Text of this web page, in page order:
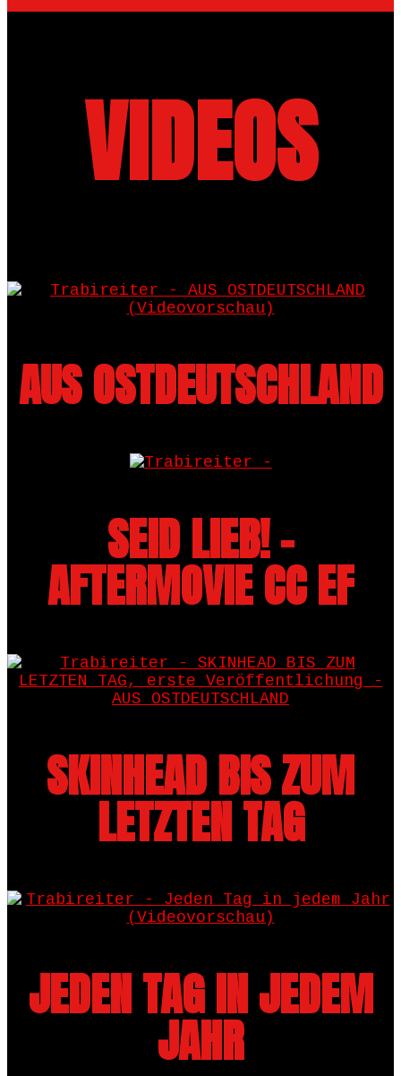
VIDEOS
AUS OSTDEUTSCHLAND
SEID LIEB! -
AFTERMOVIE CC EF
SKINHEAD BIS ZUM
LETZTEN TAG
JEDEN TAG IN JEDEM
JAHR